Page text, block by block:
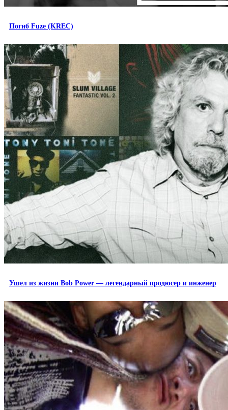
Погиб Fuze (KREC)
Ушел из жизни Bob Power — легендарный продюсер и инженер